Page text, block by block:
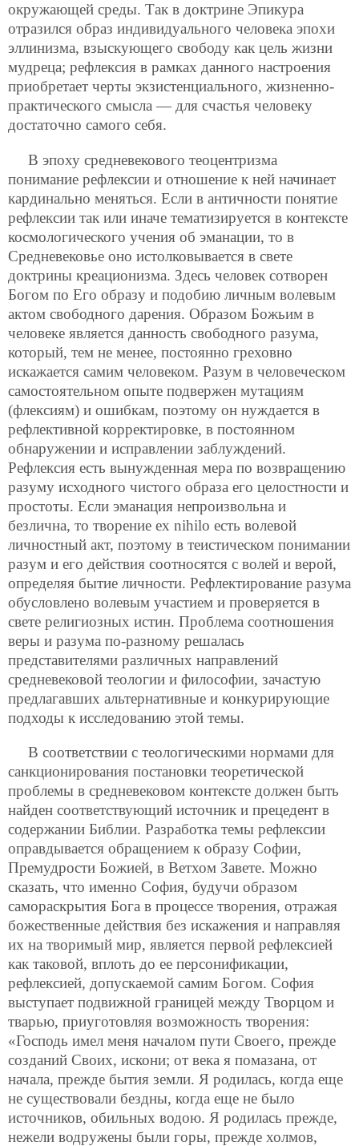
окружающей среды. Так в доктрине Эпикура
отразился образ индивидуального человека эпохи
эллинизма, взыскующего свободу как цель жизни
мудреца; рефлексия в рамках данного настроения
приобретает черты экзистенциального, жизненно-
практического смысла — для счастья человеку
достаточно самого себя.
В эпоху средневекового теоцентризма
понимание рефлексии и отношение к ней начинает
кардинально меняться. Если в античности понятие
рефлексии так или иначе тематизируется в контексте
космологического учения об эманации, то в
Средневековье оно истолковывается в свете
доктрины креационизма. Здесь человек сотворен
Богом по Его образу и подобию личным волевым
актом свободного дарения. Образом Божьим в
человеке является данность свободного разума,
который, тем не менее, постоянно греховно
искажается самим человеком. Разум в человеческом
самостоятельном опыте подвержен мутациям
(флексиям) и ошибкам, поэтому он нуждается в
рефлективной корректировке, в постоянном
обнаружении и исправлении заблуждений.
Рефлексия есть вынужденная мера по возвращению
разуму исходного чистого образа его целостности и
простоты. Если эманация непроизвольна и
безлична, то творение ex nihilo есть волевой
личностный акт, поэтому в теистическом понимании
разум и его действия соотносятся с волей и верой,
определяя бытие личности. Рефлектирование разума
обусловлено волевым участием и проверяется в
свете религиозных истин. Проблема соотношения
веры и разума по-разному решалась
представителями различных направлений
средневековой теологии и философии, зачастую
предлагавших альтернативные и конкурирующие
подходы к исследованию этой темы.
В соответствии с теологическими нормами для
санкционирования постановки теоретической
проблемы в средневековом контексте должен быть
найден соответствующий источник и прецедент в
содержании Библии. Разработка темы рефлексии
оправдывается обращением к образу Софии,
Премудрости Божией, в Ветхом Завете. Можно
сказать, что именно София, будучи образом
самораскрытия Бога в процессе творения, отражая
божественные действия без искажения и направляя
их на творимый мир, является первой рефлексией
как таковой, вплоть до ее персонификации,
рефлексией, допускаемой самим Богом. София
выступает подвижной границей между Творцом и
тварью, приуготовляя возможность творения:
«Господь имел меня началом пути Своего, прежде
созданий Своих, искони; от века я помазана, от
начала, прежде бытия земли. Я родилась, когда еще
не существовали бездны, когда еще не было
источников, обильных водою. Я родилась прежде,
нежели водружены были горы, прежде холмов,